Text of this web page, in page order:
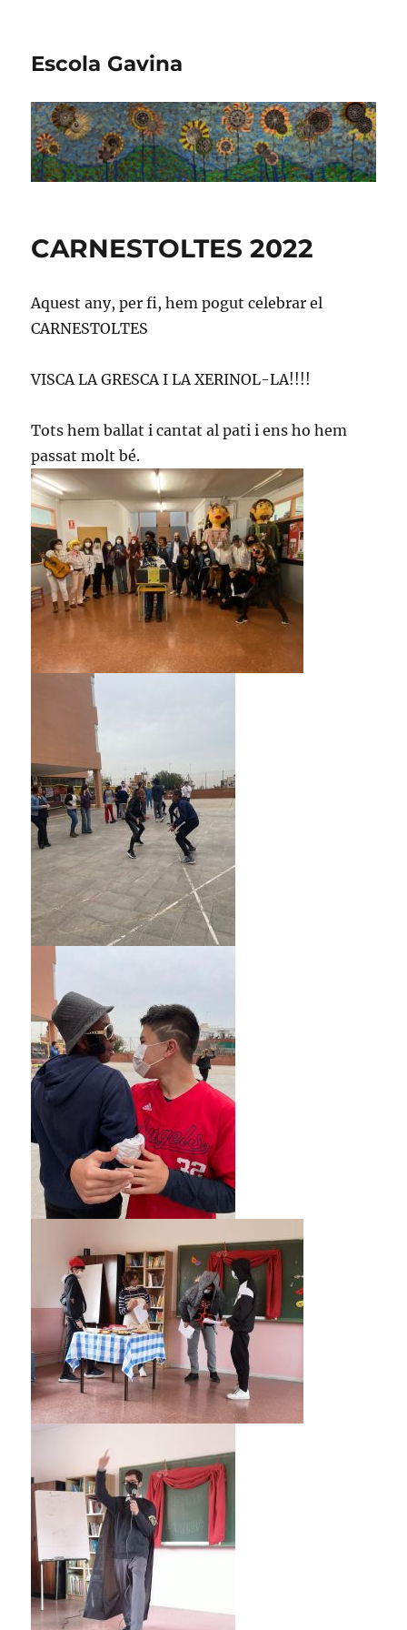
Escola Gavina
CARNESTOLTES 2022
Aquest any, per fi, hem pogut celebrar el
CARNESTOLTES
VISCA LA GRESCA I LA XERINOL-LA!!!!
Tots hem ballat i cantat al pati i ens ho hem
passat molt bé.